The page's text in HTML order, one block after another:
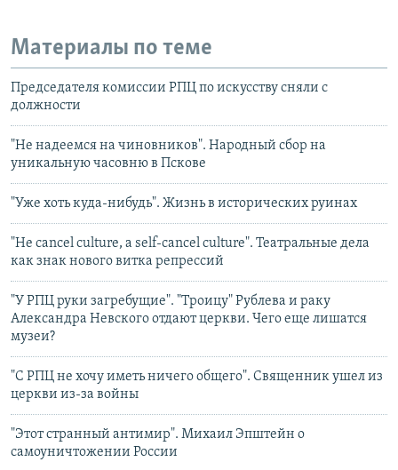
Материалы по теме
Председателя комиссии РПЦ по искусству сняли с
должности
"Не надеемся на чиновников". Народный сбор на
уникальную часовню в Пскове
"Уже хоть куда-нибудь". Жизнь в исторических руинах
"Не cancel culture, а self-cancel culture". Театральные дела
как знак нового витка репрессий
"У РПЦ руки загребущие". "Троицу" Рублева и раку
Александра Невского отдают церкви. Чего еще лишатся
музеи?
"С РПЦ не хочу иметь ничего общего". Священник ушел из
церкви из-за войны
"Этот странный антимир". Михаил Эпштейн о
самоуничтожении России